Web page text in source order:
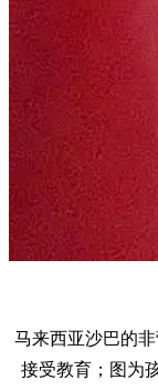
马来西亚沙巴的
接受教育；图为